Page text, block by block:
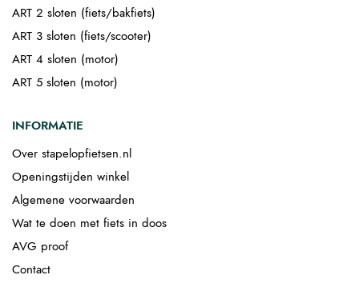
ART 2 sloten (fiets/bakfiets)
ART 3 sloten (fiets/scooter)
ART 4 sloten (motor)
ART 5 sloten (motor)
INFORMATIE
Over stapelopfietsen.nl
Openingstijden winkel
Algemene voorwaarden
Wat te doen met fiets in doos
AVG proof
Contact